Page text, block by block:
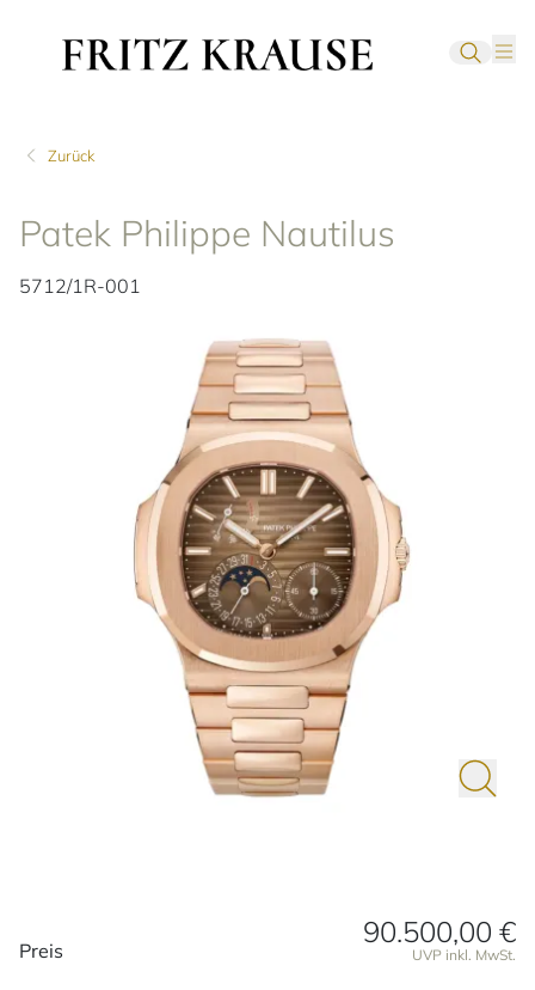
Zurück
Patek Philippe Nautilus
5712/1R-001
Preisinformationen
Preis
90.500,00 €
UVP inkl. MwSt.